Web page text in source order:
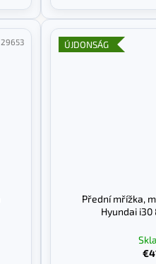
29653 ÚJDONSÁG
Přední mřížka,
Hyundai